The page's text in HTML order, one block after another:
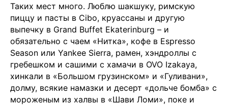
Таких мест много. Люблю шакшуку, римскую
пиццу и пасты в Cibo, круассаны и другую
выпечку в Grand Buffet Ekaterinburg – и
обязательно с чаем «Нитка», кофе в Espresso
Season или Yankee Sierra, рамен, хэндроллы с
гребешком и сашими с хамачи в OVO Izakaya,
хинкали в «Большом грузинском» и «Гуливани»,
долму, всякие намазки и десерт «дольче бомба» с
мороженым из халвы в «Шави Ломи», поке и